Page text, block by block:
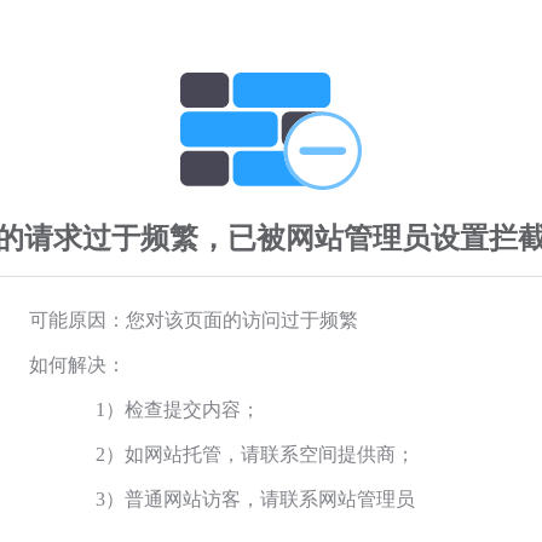
请求过于频繁，已被网站管理员设置拦
可能原因：您对该页面的访问过于频繁
如何解决：
1）检查提交内容；
2）如网站托管，请联系空间提供商；
3）普通网站访客，请联系网站管理员